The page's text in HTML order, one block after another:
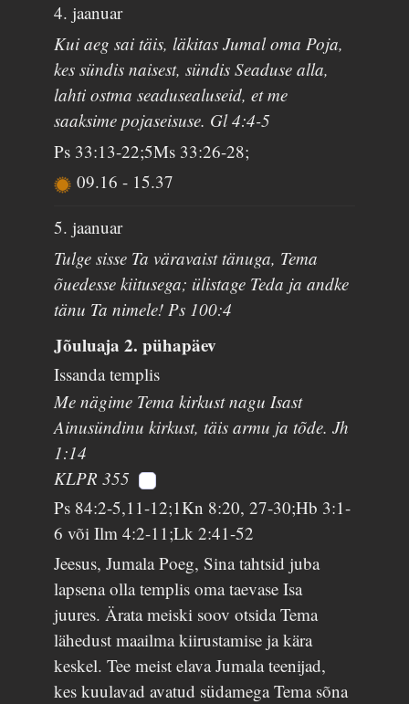
4. jaanuar
Kui aeg sai täis, läkitas Jumal oma Poja,
kes sündis naisest, sündis Seaduse alla,
lahti ostma seadusealuseid, et me
saaksime pojaseisuse. Gl 4:4-5
Ps 33:13-22;5Ms 33:26-28;
09.16- 15.37
5. jaanuar
Tulge sisse Ta väravaist tänuga, Tema
õuedesse kiitusega; ülistage Teda ja andke
tänu Ta nimele! Ps 100:4
Jõuluaja 2. pühapäev
Issanda templis
Me nägime Tema kirkust nagu Isast
Ainusündinu kirkust, täis armu ja tõde. Jh
1:14
KLPR 355
Ps 84:2-5,11-12;1Kn 8:20, 27-30;Hb 3:1-
6 või Ilm 4:2-11;Lk 2:41-52
Jeesus, Jumala Poeg, Sina tahtsid juba
lapsena olla templis oma taevase Isa
juures. Ärata meiski soov otsida Tema
lähedust maailma kiirustamise ja kära
keskel. Tee meist elava Jumala teenijad,
kes kuulavad avatud südamega Tema sõna